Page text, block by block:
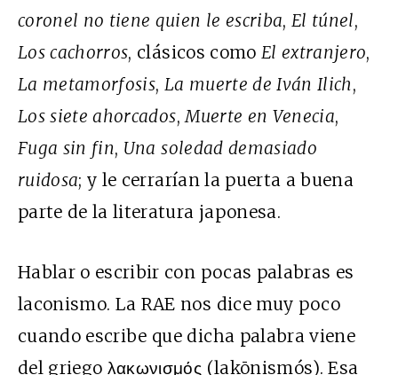
coronel no tiene quien le escriba, El túnel,
Los cachorros, clásicos como El extranjero,
La metamorfosis, La muerte de Iván Ilich,
Los siete ahorcados, Muerte en Venecia,
Fuga sin fin, Una soledad demasiado
ruidosa; y le cerrarían la puerta a buena
parte de la literatura japonesa.
Hablar o escribir con pocas palabras es
laconismo. La RAE nos dice muy poco
cuando escribe que dicha palabra viene
del griego λακωνισμός (lakōnismós). Esa